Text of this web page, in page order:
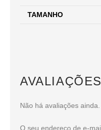
TAMANHO
AVALIAÇÕES
Não há avaliações ainda.
O seu endereço de e-